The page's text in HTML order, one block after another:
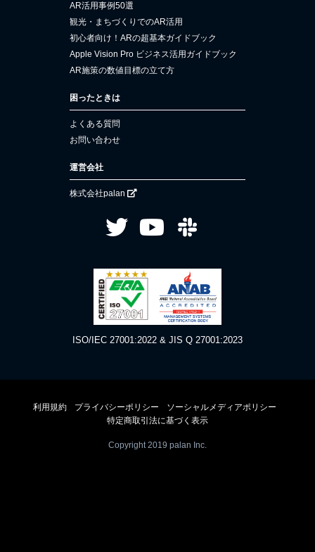
AR活用事例50選
観光・まちづくりでのAR活用
初心者向け！ARの超基本ガイドブック
Apple Vision Pro ビジネス活用ガイドブック
AR施策の数値目標の立て方
困ったときは
よくある質問
お問い合わせ
運営会社
株式会社palan
ISO/IEC 27001:2022 & JIS Q 27001:2023
利用規約 プライバシーポリシー
ソーシャルメディアポリシー
特定商取引法に基づく表示
Copyright 2019 palan Inc.